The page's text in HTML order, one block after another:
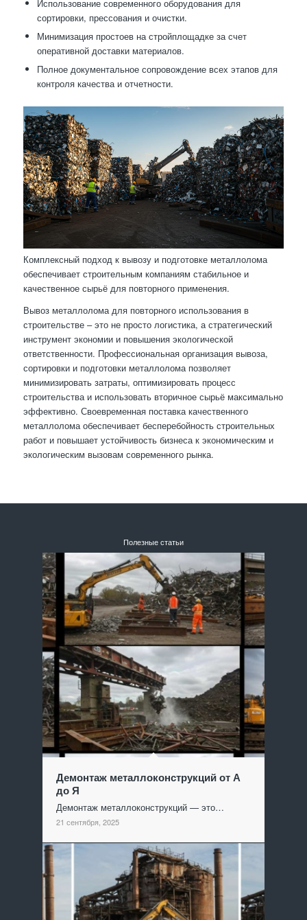
Использование современного оборудования для
сортировки, прессования и очистки.
Минимизация простоев на стройплощадке за счет
оперативной доставки материалов.
Полное документальное сопровождение всех этапов для
контроля качества и отчетности.
Комплексный подход к вывозу и подготовке металлолома
обеспечивает строительным компаниям стабильное и
качественное сырьё для повторного применения.
Вывоз металлолома для повторного использования в
строительстве – это не просто логистика, а стратегический
инструмент экономии и повышения экологической
ответственности. Профессиональная организация вывоза,
сортировки и подготовки металлолома позволяет
минимизировать затраты, оптимизировать процесс
строительства и использовать вторичное сырьё максимально
эффективно. Своевременная поставка качественного
металлолома обеспечивает бесперебойность строительных
работ и повышает устойчивость бизнеса к экономическим и
экологическим вызовам современного рынка.
Полезные статьи
Демонтаж металлоконструкций от А
до Я
Демонтаж металлоконструкций — это…
21 сентября, 2025